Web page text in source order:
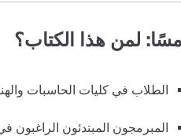
لمن هذا الكتاب؟
الطلاب في كليات الحاسبات
المبرمجون المبتدئون الراغبون